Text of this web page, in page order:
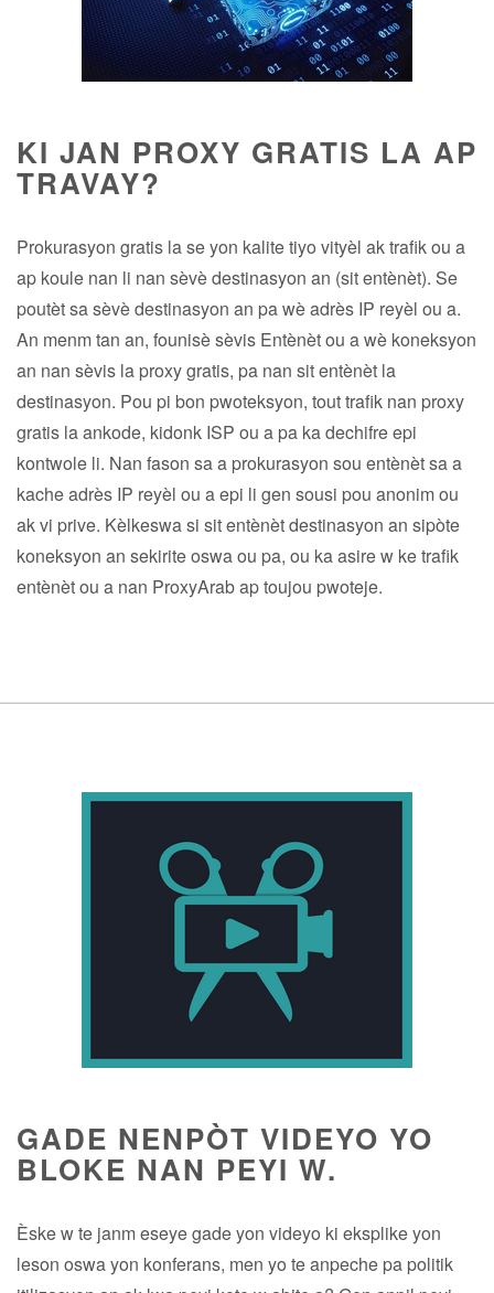
KI JAN PROXY GRATIS LA AP
TRAVAY?
Prokurasyon gratis la se yon kalite tiyo vityèl ak trafik ou a
ap koule nan li nan sèvè destinasyon an (sit entènèt). Se
poutèt sa sèvè destinasyon an pa wè adrès IP reyèl ou a.
An menm tan an, founisè sèvis Entènèt ou a wè koneksyon
an nan sèvis la proxy gratis, pa nan sit entènèt la
destinasyon. Pou pi bon pwoteksyon, tout trafik nan proxy
gratis la ankode, kidonk ISP ou a pa ka dechifre epi
kontwole li. Nan fason sa a prokurasyon sou entènèt sa a
kache adrès IP reyèl ou a epi li gen sousi pou anonim ou
ak vi prive. Kèlkeswa si sit entènèt destinasyon an sipòte
koneksyon an sekirite oswa ou pa, ou ka asire w ke trafik
entènèt ou a nan ProxyArab ap toujou pwoteje.
GADE NENPÒT VIDEYO YO
BLOKE NAN PEYI W.
Èske w te janm eseye gade yon videyo ki eksplike yon
leson oswa yon konferans, men yo te anpeche pa politik